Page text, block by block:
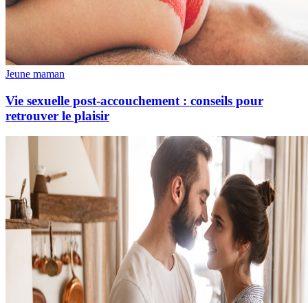
Jeune maman
Vie sexuelle post-accouchement : conseils pour
retrouver le plaisir